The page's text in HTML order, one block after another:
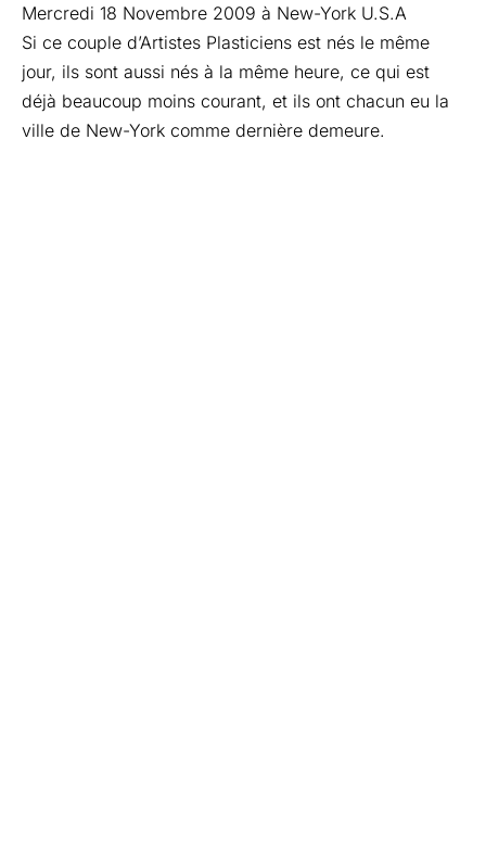
Mercredi 18 Novembre 2009 à New-York U.S.A
Si ce couple d’Artistes Plasticiens est nés le même
jour, ils sont aussi nés à la même heure, ce qui est
déjà beaucoup moins courant, et ils ont chacun eu la
ville de New-York comme dernière demeure.